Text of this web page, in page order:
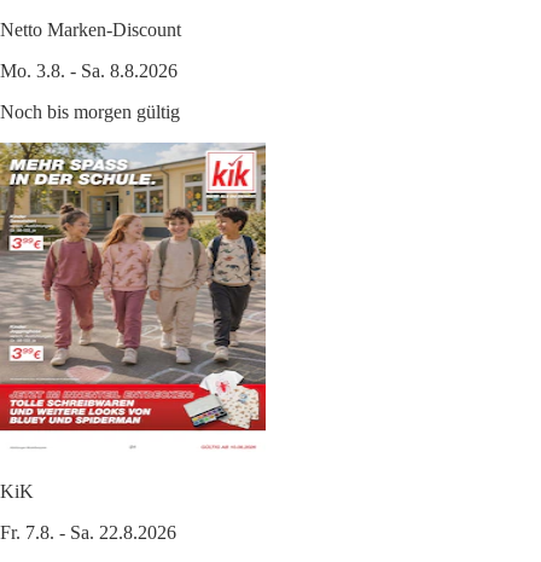
Netto Marken-Discount
Mo. 3.8. - Sa. 8.8.2026
Noch bis morgen gültig
KiK
Fr. 7.8. - Sa. 22.8.2026